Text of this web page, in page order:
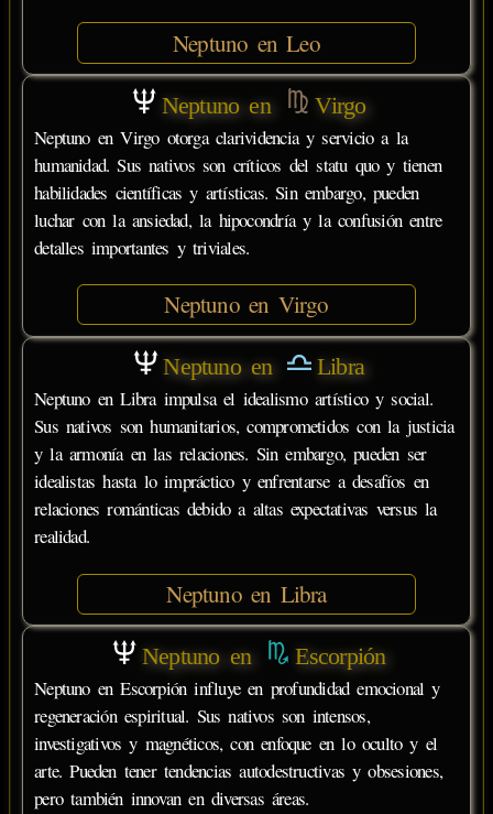
Neptuno en Leo
Neptuno en Virgo
Neptuno en Virgo otorga clarividencia y servicio a la
humanidad. Sus nativos son críticos del statu quo y tienen
habilidades científicas y artísticas. Sin embargo, pueden
luchar con la ansiedad, la hipocondría y la confusión entre
detalles importantes y triviales.
Neptuno en Virgo
Neptuno en Libra
Neptuno en Libra impulsa el idealismo artístico y social.
Sus nativos son humanitarios, comprometidos con la justicia
y la armonía en las relaciones. Sin embargo, pueden ser
idealistas hasta lo impráctico y enfrentarse a desafíos en
relaciones románticas debido a altas expectativas versus la
realidad.
Neptuno en Libra
Neptuno en Escorpión
Neptuno en Escorpión influye en profundidad emocional y
regeneración espiritual. Sus nativos son intensos,
investigativos y magnéticos, con enfoque en lo oculto y el
arte. Pueden tener tendencias autodestructivas y obsesiones,
pero también innovan en diversas áreas.